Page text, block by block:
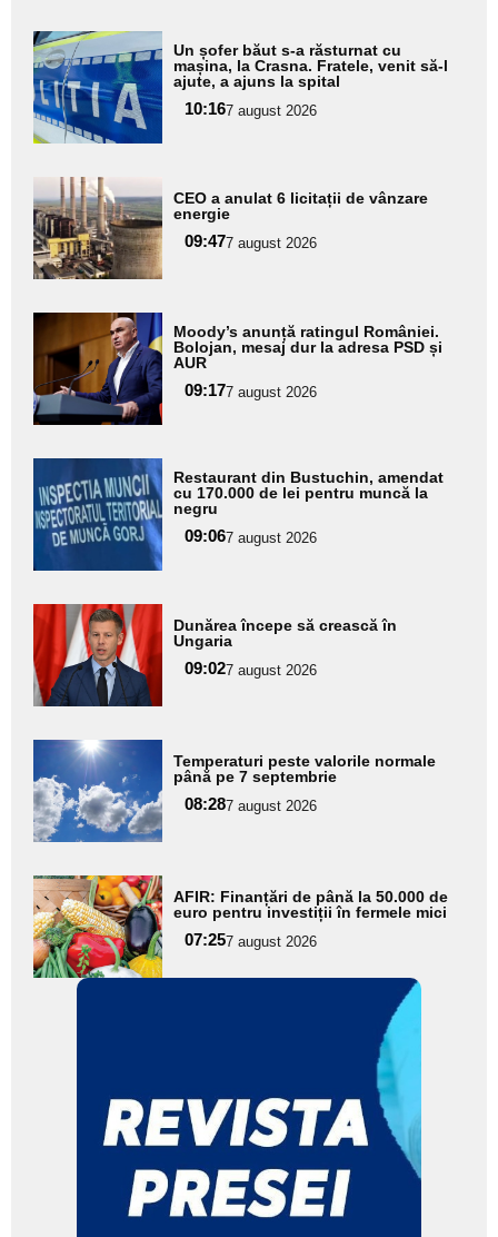
Adaugă
aici textul
pentru
subtitlu
Un șofer băut s-a răsturnat cu
mașina, la Crasna. Fratele, venit să-l
ajute, a ajuns la spital
10:167 august 2026
Adaugă
aici textul
pentru
subtitlu
CEO a anulat 6 licitații de vânzare
energie
09:477 august 2026
Adaugă
aici textul
pentru
subtitlu
Moody’s anunță ratingul României.
Bolojan, mesaj dur la adresa PSD și
AUR
09:177 august 2026
Adaugă
aici textul
pentru
subtitlu
Restaurant din Bustuchin, amendat
cu 170.000 de lei pentru muncă la
negru
09:067 august 2026
Adaugă
aici textul
pentru
subtitlu
Dunărea începe să crească în
Ungaria
09:027 august 2026
Adaugă
aici textul
pentru
subtitlu
Temperaturi peste valorile normale
până pe 7 septembrie
08:287 august 2026
Adaugă
aici textul
pentru
subtitlu
AFIR: Finanțări de până la 50.000 de
euro pentru investiții în fermele mici
07:257 august 2026